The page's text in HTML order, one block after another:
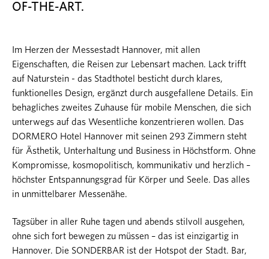
OF-THE-ART.
Im Herzen der Messestadt Hannover, mit allen
Eigenschaften, die Reisen zur Lebensart machen. Lack trifft
auf Naturstein - das Stadthotel besticht durch klares,
funktionelles Design, ergänzt durch ausgefallene Details. Ein
behagliches zweites Zuhause für mobile Menschen, die sich
unterwegs auf das Wesentliche konzentrieren wollen. Das
DORMERO Hotel Hannover mit seinen 293 Zimmern steht
für Ästhetik, Unterhaltung und Business in Höchstform. Ohne
Kompromisse, kosmopolitisch, kommunikativ und herzlich –
höchster Entspannungsgrad für Körper und Seele. Das alles
in unmittelbarer Messenähe.
Tagsüber in aller Ruhe tagen und abends stilvoll ausgehen,
ohne sich fort bewegen zu müssen – das ist einzigartig in
Hannover. Die SONDERBAR ist der Hotspot der Stadt. Bar,